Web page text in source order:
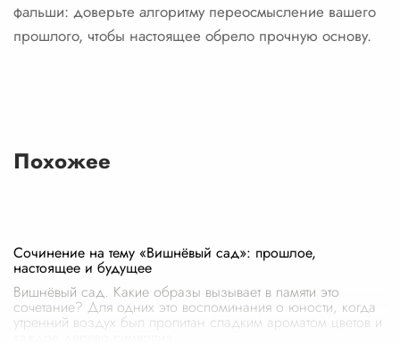
фальши: доверьте алгоритму переосмысление вашего
прошлого, чтобы настоящее обрело прочную основу.
Похожее
Сочинение на тему «Вишнёвый сад»: прошлое,
настоящее и будущее
Вишнёвый сад. Какие образы вызывает в памяти это
сочетание? Для одних это воспоминания о юности, когда
утренний воздух был пропитан сладким ароматом цветов и